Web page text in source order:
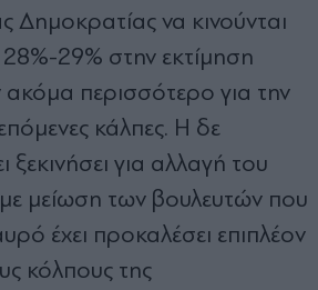
∆ηµοκρατίας να κινούνται
29% στην εκτίµηση
περισσότερο για την
κάλπες. Η δε
ξεκινήσει για αλλαγή του
µείωση των βουλευτών που
έχει προκαλέσει επιπλέον
κόλπους της